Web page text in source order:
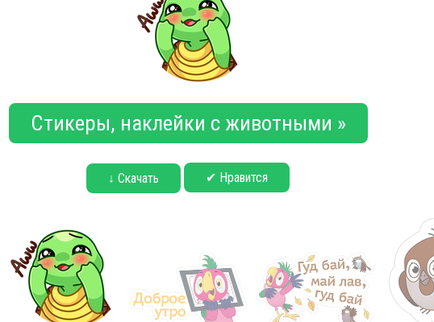
Стикеры, наклейки с животными »
↓ Скачать ✔ Нравится